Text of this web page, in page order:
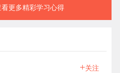
更多精彩学习心得
+关注